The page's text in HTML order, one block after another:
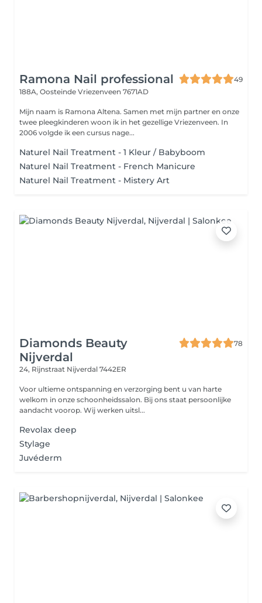
Ramona Nail professional
49
188A, Oosteinde Vriezenveen 7671AD
Mijn naam is Ramona Altena. Samen met mijn partner en onze
twee pleegkinderen woon ik in het gezellige Vriezenveen. In
2006 volgde ik een cursus nage...
Naturel Nail Treatment - 1 Kleur / Babyboom
Naturel Nail Treatment - French Manicure
Naturel Nail Treatment - Mistery Art
Diamonds Beauty
Nijverdal
78
24, Rijnstraat Nijverdal 7442ER
Voor ultieme ontspanning en verzorging bent u van harte
welkom in onze schoonheidssalon. Bij ons staat persoonlijke
aandacht voorop. Wij werken uitsl...
Revolax deep
Stylage
Juvéderm